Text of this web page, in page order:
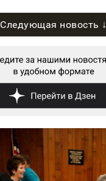
Следующая новость ↓